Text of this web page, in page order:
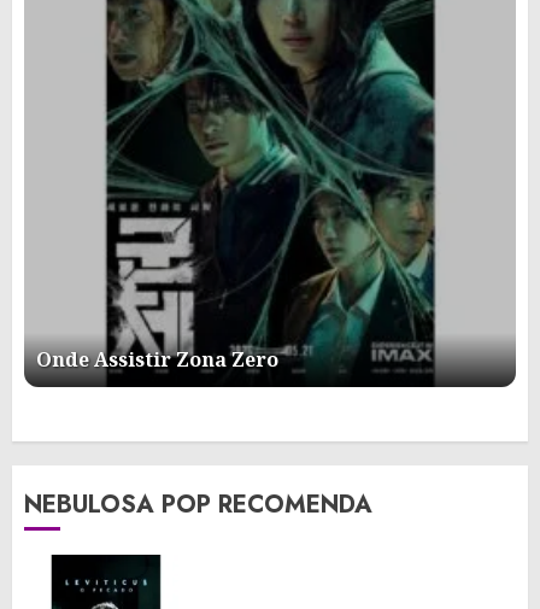
Onde Assistir Zona Zero
NEBULOSA POP RECOMENDA